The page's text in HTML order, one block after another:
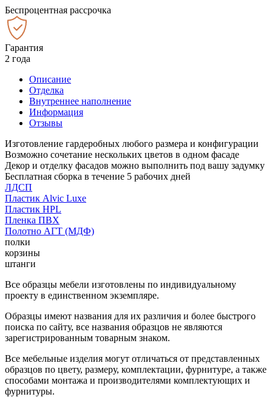
Беспроцентная рассрочка
Гарантия
2 года
Описание
Отделка
Внутреннее наполнение
Информация
Отзывы
Изготовление гардеробных любого размера и конфигурации
Возможно сочетание нескольких цветов в одном фасаде
Декор и отделку фасадов можно выполнить под вашу задумку
Бесплатная сборка в течение 5 рабочих дней
ЛДСП
Пластик Alvic Luxe
Пластик HPL
Пленка ПВХ
Полотно АГТ (МДФ)
полки
корзины
штанги
Все образцы мебели изготовлены по индивидуальному
проекту в единственном экземпляре.
Образцы имеют названия для их различия и более быстрого
поиска по сайту, все названия образцов не являются
зарегистрированным товарным знаком.
Все мебельные изделия могут отличаться от представленных
образцов по цвету, размеру, комплектации, фурнитуре, а также
способами монтажа и производителями комплектующих и
фурнитуры.